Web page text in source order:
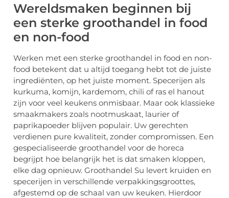
Wereldsmaken beginnen bij
een sterke groothandel in food
en non-food
Werken met een sterke groothandel in food en non-
food betekent dat u altijd toegang hebt tot de juiste
ingrediënten, op het juiste moment. Specerijen als
kurkuma, komijn, kardemom, chili of ras el hanout
zijn voor veel keukens onmisbaar. Maar ook klassieke
smaakmakers zoals nootmuskaat, laurier of
paprikapoeder blijven populair. Uw gerechten
verdienen pure kwaliteit, zonder compromissen. Een
gespecialiseerde groothandel voor de horeca
begrijpt hoe belangrijk het is dat smaken kloppen,
elke dag opnieuw. Groothandel Su levert kruiden en
specerijen in verschillende verpakkingsgroottes,
afgestemd op de schaal van uw keuken. Hierdoor